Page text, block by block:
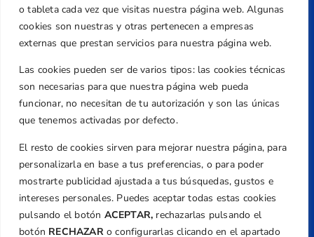
o tableta cada vez que visitas nuestra página web. Algunas
cookies son nuestras y otras pertenecen a empresas
externas que prestan servicios para nuestra página web.
Las cookies pueden ser de varios tipos: las cookies técnicas
son necesarias para que nuestra página web pueda
funcionar, no necesitan de tu autorización y son las únicas
que tenemos activadas por defecto.
El resto de cookies sirven para mejorar nuestra página, para
personalizarla en base a tus preferencias, o para poder
mostrarte publicidad ajustada a tus búsquedas, gustos e
intereses personales. Puedes aceptar todas estas cookies
pulsando el botón ACEPTAR, rechazarlas pulsando el
botón RECHAZARo configurarlas clicando en el apartado
Centre de L´Esport, Carrer d'Isaac Peral i
Caballero, Nº 5, Despachos 2 y 3, 46980,
Valencia
+34 961 367 799
Email
federacion@golfcv.com
Aviso Legal
Política de Privacidad
Transparencia
Normativa